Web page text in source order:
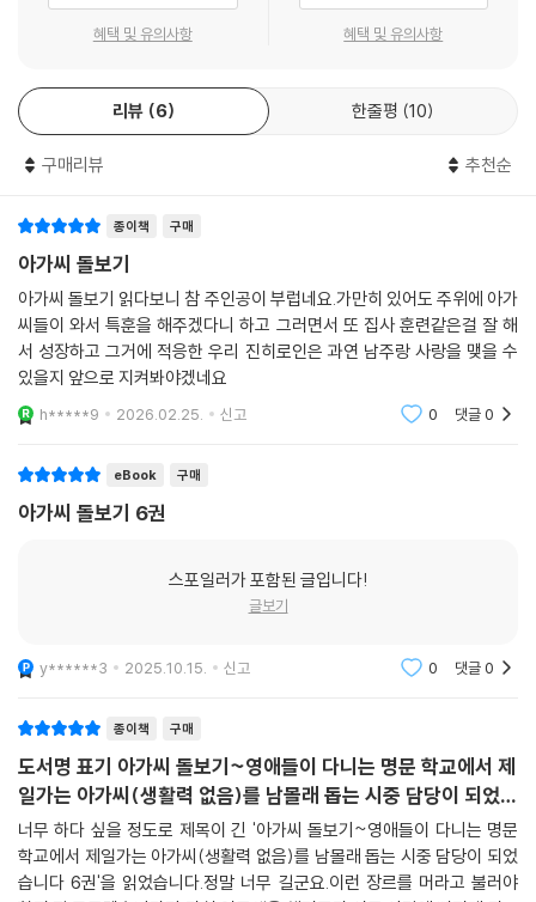
혜택 및 유의사항 혜택 및 유의사항
리뷰 6 한줄평 10
구매리뷰 추천순
종이책 구매
아가씨 돌보기
아가씨 돌보기 읽다보니 참 주인공이 부럽네요.가만히 있어도 주위에 아가
씨들이 와서 특훈을 해주겠다니 하고 그러면서 또 집사 훈련같은걸 잘 해
서 성장하고 그거에 적응한 우리 진히로인은 과연 남주랑 사랑을 맺을 수
있을지 앞으로 지켜봐야겠네요
h*****9 2026.02.25. 신고 0 댓글0
eBook 구매
아가씨 돌보기 6권
스포일러가 포함된 글입니다!
글보기
y******3 2025.10.15. 신고 0 댓글0
종이책 구매
도서명 표기 아가씨 돌보기~영애들이 다니는 명문 학교에서 제
일가는 아가씨(생활력 없음)를 남몰래 돕는 시중 담당이 되었습
니다 6권
너무 하다 싶을 정도로 제목이 긴 '아가씨 돌보기~영애들이 다니는 명문
학교에서 제일가는 아가씨(생활력 없음)를 남몰래 돕는 시중 담당이 되었
습니다 6권'을 읽었습니다.정말 너무 길군요.이런 장르를 머라고 불러야